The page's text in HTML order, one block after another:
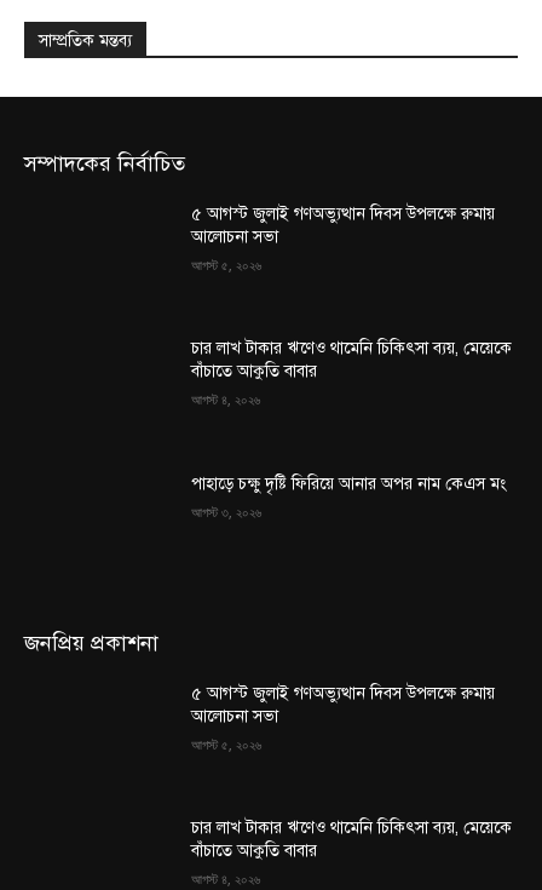
সাম্প্রতিক মন্তব্য
সম্পাদকের নির্বাচিত
৫ আগস্ট জুলাই গণঅভ্যুত্থান দিবস উপলক্ষে রুমায়
আলোচনা সভা
আগস্ট ৫, ২০২৬
চার লাখ টাকার ঋণেও থামেনি চিকিৎসা ব্যয়, মেয়েকে
বাঁচাতে আকুতি বাবার
আগস্ট ৪, ২০২৬
পাহাড়ে চক্ষু দৃষ্টি ফিরিয়ে আনার অপর নাম কেএস মং
আগস্ট ৩, ২০২৬
জনপ্রিয় প্রকাশনা
৫ আগস্ট জুলাই গণঅভ্যুত্থান দিবস উপলক্ষে রুমায়
আলোচনা সভা
আগস্ট ৫, ২০২৬
চার লাখ টাকার ঋণেও থামেনি চিকিৎসা ব্যয়, মেয়েকে
বাঁচাতে আকুতি বাবার
আগস্ট ৪, ২০২৬